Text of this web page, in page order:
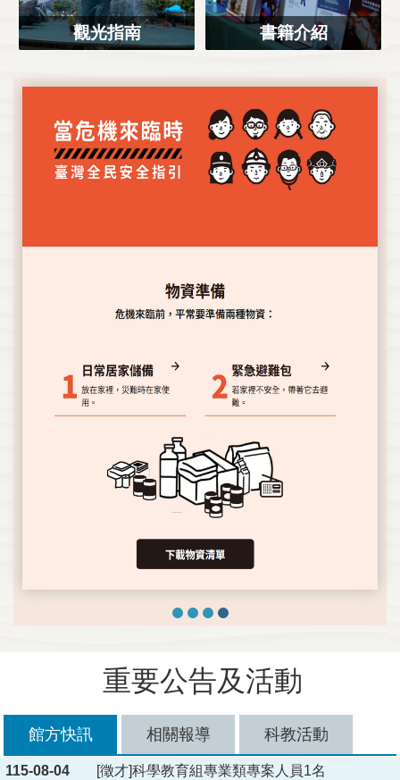
觀光指南 書籍介紹
重要公告及活動
館方快訊 相關報導 科教活動
115-08-04
[徵才]科學教育組專業類專案人員1名